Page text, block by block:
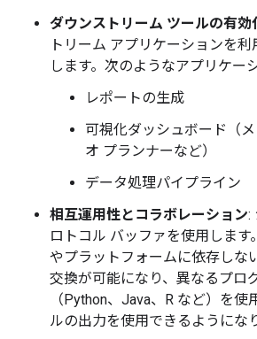
ダウンストリーム ツールの有効
トリーム アプリケーションを
します。次のようなアプリケー
レポートの生成
可視化ダッシュボード（
オ プランナーなど）
データ処理パイプライン
相互運用性とコラボレーション:
ロトコル バッファを使用します
やプラットフォームに依存しな
交換が可能になり、異なるプロ
（Python、Java、R など）を
ルの出力を使用できるようにな